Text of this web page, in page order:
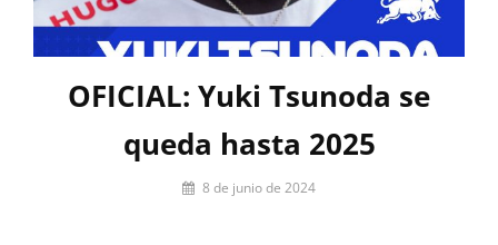
OFICIAL: Yuki Tsunoda se
queda hasta 2025
Por 8 de junio de 2024